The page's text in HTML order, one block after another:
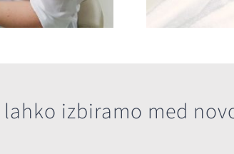
izbiramo med